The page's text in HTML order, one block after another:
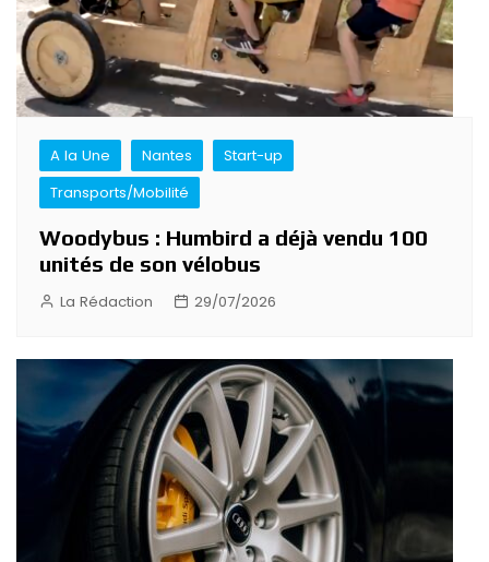
A la Une Nantes
Start-up
Transports/Mobilité
Woodybus : Humbird a déjà vendu 100
unités de son vélobus
La Rédaction 29/07/2026